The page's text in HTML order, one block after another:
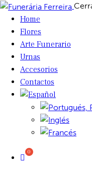
Home
Flores
Arte Funerario
Urnas
Accesorios
Contactos